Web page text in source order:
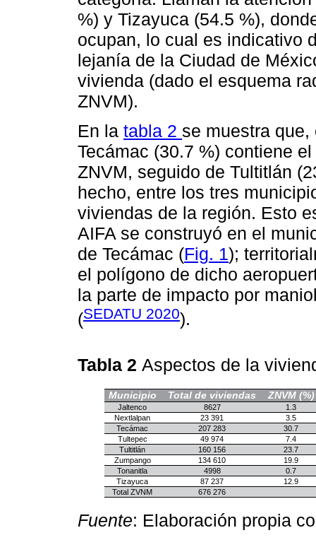
%) y Tizayuca (54.5 %),
ocupan, lo cual es indicativo
lejanía de la Ciudad de
vivienda (dado el esquema
ZNVM).
En la tabla 2 se muestra
Tecámac (30.7 %) contiene
ZNVM, seguido de Tultitlán
hecho, entre los tres
viviendas de la región. Esto
AIFA se construyó en el
de Tecámac (Fig. 1);
el polígono de dicho
la parte de impacto por
(SEDATU 2020).
Tabla 2 Aspectos de la
Municipio Total de viviendas ZNVM (%)
Jaltenco 8627
1.3
Nextlalpan
23 391
3.5
Tecámac
207 283
30.7
Tultepec
49 974
7.4
Tultitlán
160 156
23.7
Zumpango
134 610
19.9
Tonanitla
4998
0.7
Tizayuca
87 237
12.9
Total ZVNM
676 276
Fuente: Elaboración propia